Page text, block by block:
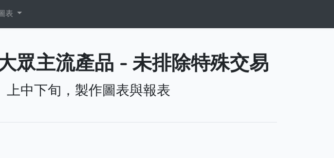
表
眾主流產品 - 未排除特殊交易
中下旬，製作圖表與報表